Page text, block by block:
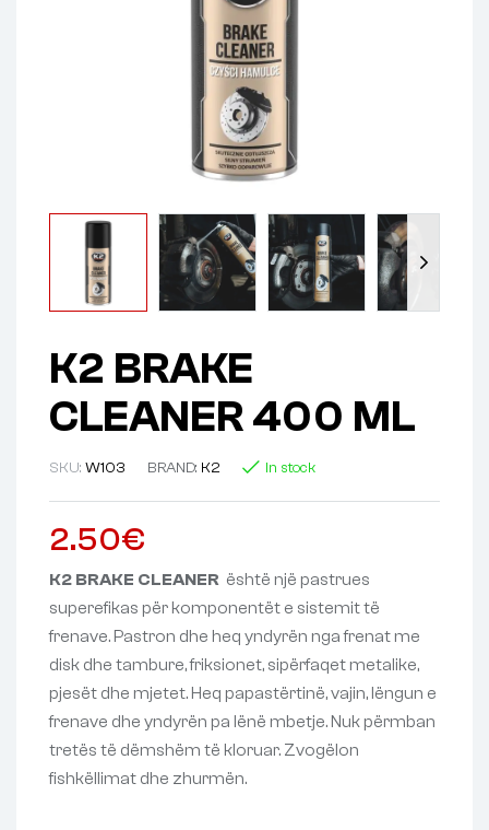
K2 BRAKE
CLEANER 400 ML
SKU: W103 BRAND: K2 In stock
2.50€
K2 BRAKE CLEANER është një pastrues
superefikas për komponentët e sistemit të
frenave. Pastron dhe heq yndyrën nga frenat me
disk dhe tambure, friksionet, sipërfaqet metalike,
pjesët dhe mjetet. Heq papastërtinë, vajin, lëngun e
frenave dhe yndyrën pa lënë mbetje. Nuk përmban
tretës të dëmshëm të kloruar. Zvogëlon
fishkëllimat dhe zhurmën.